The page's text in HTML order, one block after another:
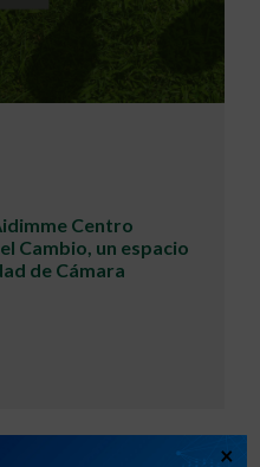
Centro
Cambio, un espacio
de Cámara
×